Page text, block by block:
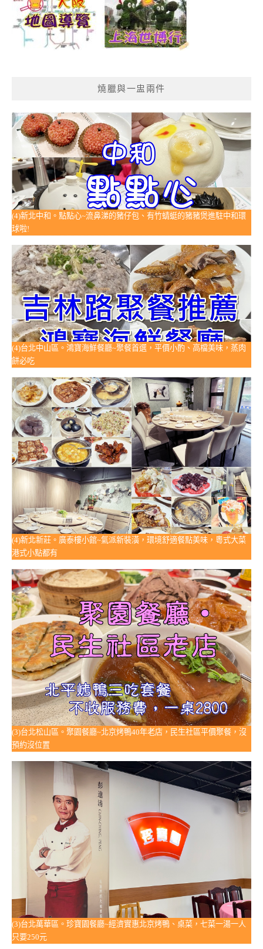
燒臘與一盅兩件
(4)新北中和。點點心~流鼻涕的豬仔包、有竹蜻蜓的豬豬煲進駐中和環
球啦!
(4)台北中山區。鴻寶海鮮餐廳~聚餐首選，平價小酌、高檔美味，蒸肉
餅必吃
(4)新北新莊。廣泰樓小館~氣派新裝潢，環境舒適餐點美味，粵式大菜
港式小點都有
(3)台北松山區。聚園餐廳~北京烤鴨40年老店，民生社區平價聚餐，沒
預約沒位置
(3)台北萬華區。珍寶園餐廳~經濟實惠北京烤鴨、桌菜，七菜一湯一人
只要250元